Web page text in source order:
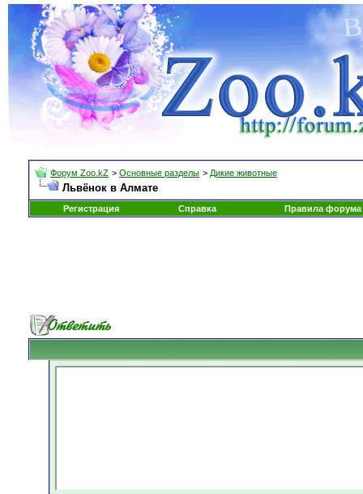
Форум Zoo.kZ > Основные разделы > Дикие животные
Львёнок в Алмате
Регистрация Справка Правила форума